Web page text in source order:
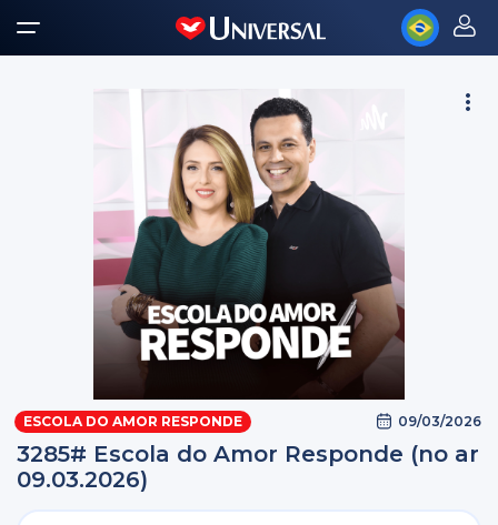
ESCOLA DO AMOR RESPONDE 09/03/2026
3285# Escola do Amor Responde (no ar
09.03.2026)